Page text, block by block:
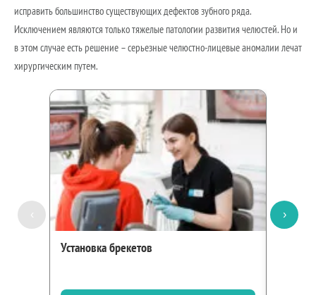
исправить большинство существующих дефектов зубного ряда.
Исключением являются только тяжелые патологии развития челюстей. Но и
в этом случае есть решение – серьезные челюстно-лицевые аномалии лечат
хирургическим путем.
‹
Установка брекетов
›